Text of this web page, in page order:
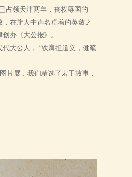
领天津两年，丧权辱国的
在旗人中声名卓着的英敛之
办《大公报》。
大公人， “铁肩担道义，健笔
展，我们精选了若干故事，